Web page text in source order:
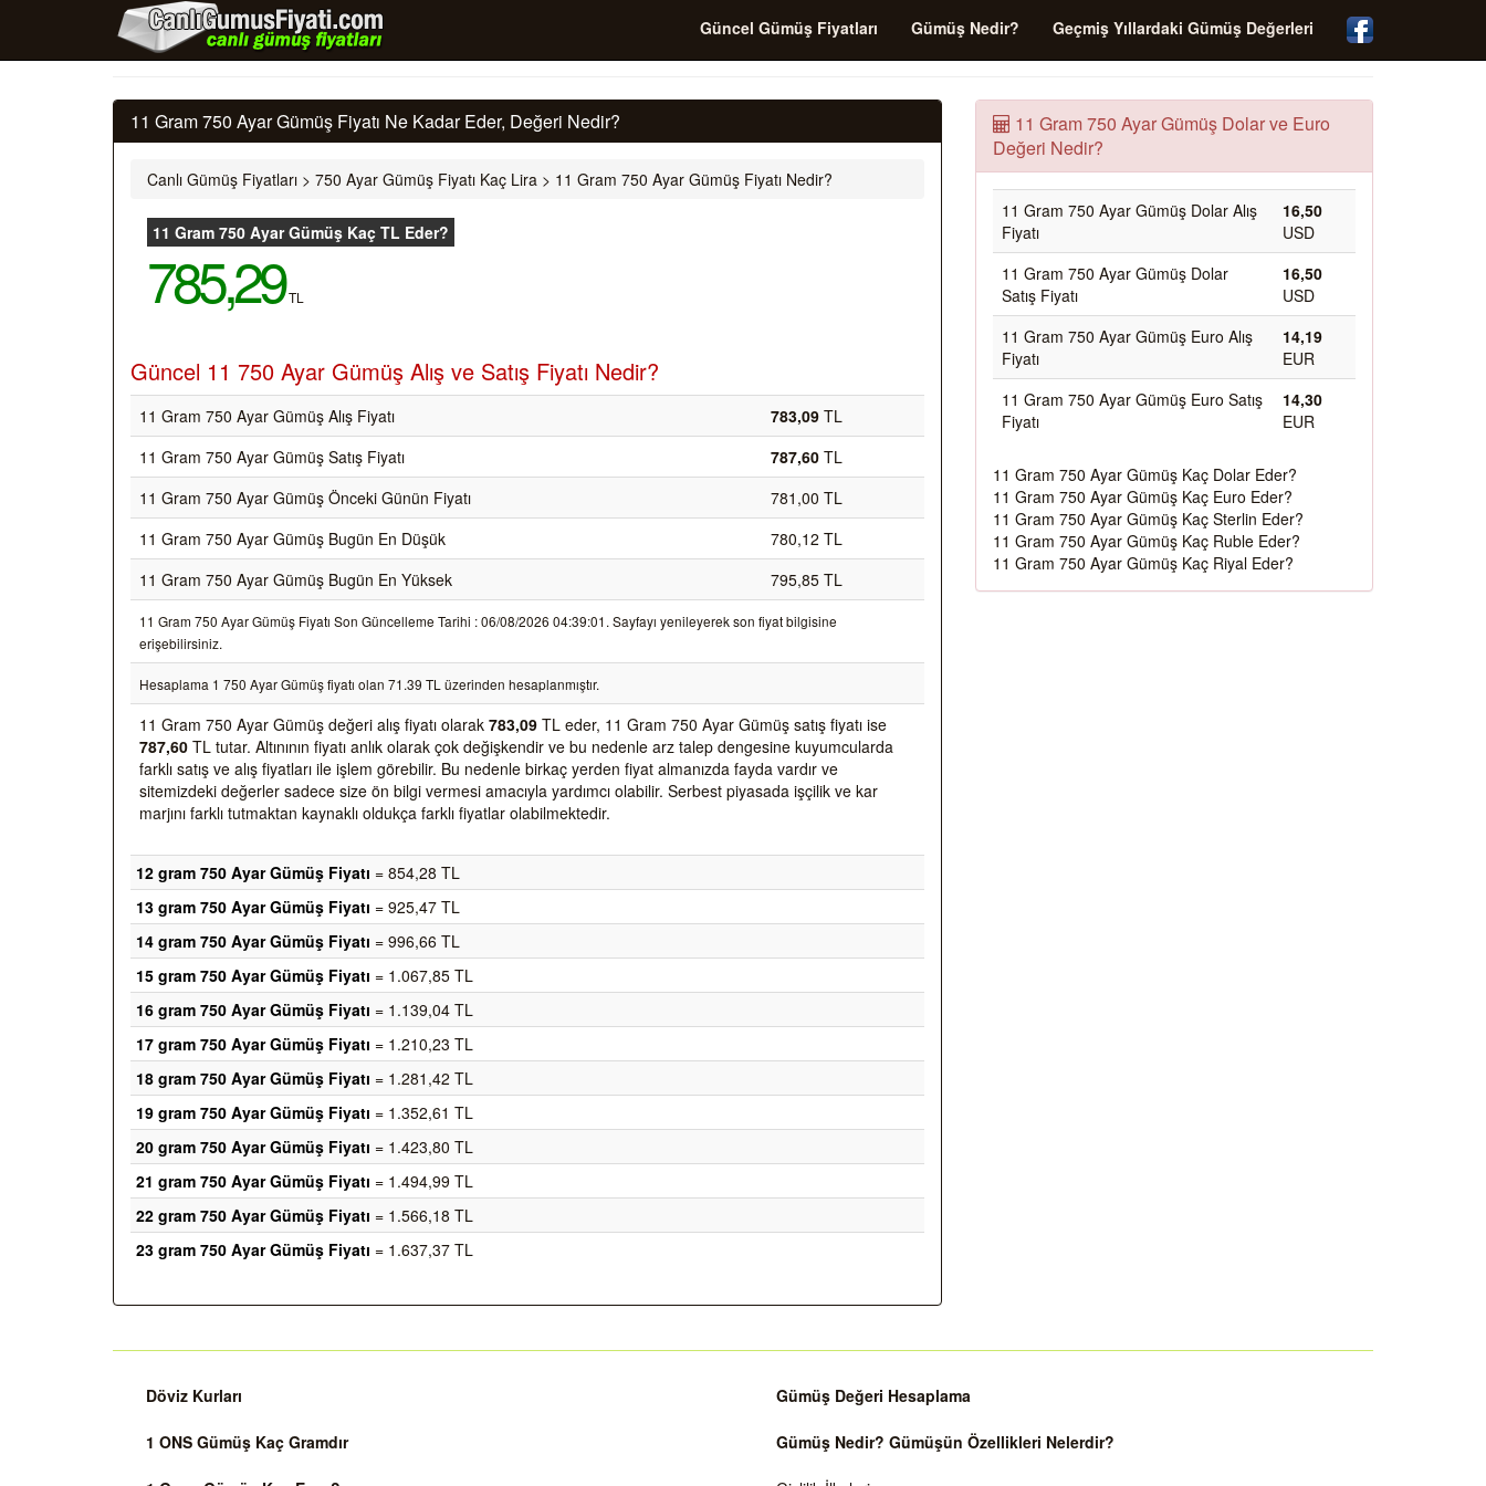
Güncel Gümüş Fiyatları Gümüş Nedir? Geçmiş Yıllardaki Gümüş Değerleri
11 Gram 750 Ayar Gümüş Fiyatı Ne Kadar Eder, Değeri Nedir?
Canlı Gümüş Fiyatları > 750 Ayar Gümüş Fiyatı Kaç Lira > 11 Gram 750 Ayar Gümüş Fiyatı Nedir?
11 Gram 750 Ayar Gümüş Kaç TL Eder?
785,29 TL
Güncel 11 750 Ayar Gümüş Alış ve Satış Fiyatı Nedir?
11 Gram 750 Ayar Gümüş Alış Fiyatı 783,09 TL
11 Gram 750 Ayar Gümüş Satış Fiyatı
787,60 TL
11 Gram 750 Ayar Gümüş Önceki Günün Fiyatı
781,00 TL
11 Gram 750 Ayar Gümüş Bugün En Düşük
780,12 TL
11 Gram 750 Ayar Gümüş Bugün En Yüksek
795,85 TL
11 Gram 750 Ayar Gümüş Fiyatı Son Güncelleme Tarihi : 06/08/2026 04:39:01. Sayfayı yenileyerek son fiyat bilgisine
erişebilirsiniz.
Hesaplama 1 750 Ayar Gümüş fiyatı olan 71.39 TL üzerinden hesaplanmıştır.
11 Gram 750 Ayar Gümüş değeri alış fiyatı olarak 783,09 TL eder, 11 Gram 750 Ayar Gümüş satış fiyatı ise
787,60 TL tutar. Altınının fiyatı anlık olarak çok değişkendir ve bu nedenle arz talep dengesine kuyumcularda
farklı satış ve alış fiyatları ile işlem görebilir. Bu nedenle birkaç yerden fiyat almanızda fayda vardır ve
sitemizdeki değerler sadece size ön bilgi vermesi amacıyla yardımcı olabilir. Serbest piyasada işçilik ve kar
marjını farklı tutmaktan kaynaklı oldukça farklı fiyatlar olabilmektedir.
12 gram 750 Ayar Gümüş Fiyatı = 854,28 TL
13 gram 750 Ayar Gümüş Fiyatı = 925,47 TL
14 gram 750 Ayar Gümüş Fiyatı = 996,66 TL
15 gram 750 Ayar Gümüş Fiyatı = 1.067,85 TL
16 gram 750 Ayar Gümüş Fiyatı = 1.139,04 TL
17 gram 750 Ayar Gümüş Fiyatı = 1.210,23 TL
18 gram 750 Ayar Gümüş Fiyatı = 1.281,42 TL
19 gram 750 Ayar Gümüş Fiyatı = 1.352,61 TL
20 gram 750 Ayar Gümüş Fiyatı = 1.423,80 TL
21 gram 750 Ayar Gümüş Fiyatı = 1.494,99 TL
22 gram 750 Ayar Gümüş Fiyatı = 1.566,18 TL
23 gram 750 Ayar Gümüş Fiyatı = 1.637,37 TL
11 Gram 750 Ayar Gümüş Dolar ve Euro
Değeri Nedir?
11 Gram 750 Ayar Gümüş Dolar Alış
Fiyatı
16,50
USD
11 Gram 750 Ayar Gümüş Dolar
Satış Fiyatı
16,50
USD
11 Gram 750 Ayar Gümüş Euro Alış
Fiyatı
14,19
EUR
11 Gram 750 Ayar Gümüş Euro Satış
Fiyatı
14,30
EUR
11 Gram 750 Ayar Gümüş Kaç Dolar Eder?
11 Gram 750 Ayar Gümüş Kaç Euro Eder?
11 Gram 750 Ayar Gümüş Kaç Sterlin Eder?
11 Gram 750 Ayar Gümüş Kaç Ruble Eder?
11 Gram 750 Ayar Gümüş Kaç Riyal Eder?
Döviz Kurları
1 ONS Gümüş Kaç Gramdır
Gümüş Değeri Hesaplama
Gümüş Nedir? Gümüşün Özellikleri Nelerdir?